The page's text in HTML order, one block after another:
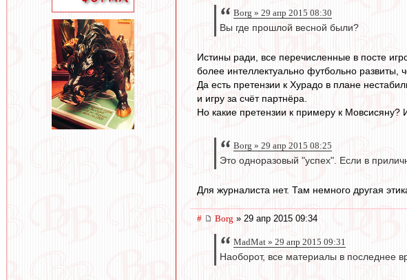
Borg » 29 апр 2015 08:30
Вы где прошлой весной были?
Истины ради, все перечисленные в посте
более интеллектуально футбольно развиты,
Да есть претензии к Хурадо в плане
и игру за счёт партнёра.
Но какие претензии к примеру к Мовсисяну?
Borg » 29 апр 2015 08:25
Это одноразовый "успех". Если в
Для журналиста нет. Там немного другая
# Borg » 29 апр 2015 09:34
MadMat » 29 апр 2015 09:31
Наоборот, все материалы в последнее